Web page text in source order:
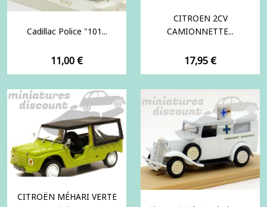
Cadillac Police "101...
Prix
11,00 €
CITROEN 2CV
CAMIONNETTE...
Prix
17,95 €
CITROËN MÉHARI VERTE